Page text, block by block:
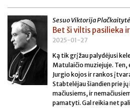
Sesuo Viktorija
Bet ši viltis pasilieka
2025-01-27
Ką tik grįžau palydėjusi
Matulaičio muziejuje.
Jurgio kojos ir rankos
Stabtelėjau šiandien prie
mačiusiems, ir
pamatyti. Gal reikia net